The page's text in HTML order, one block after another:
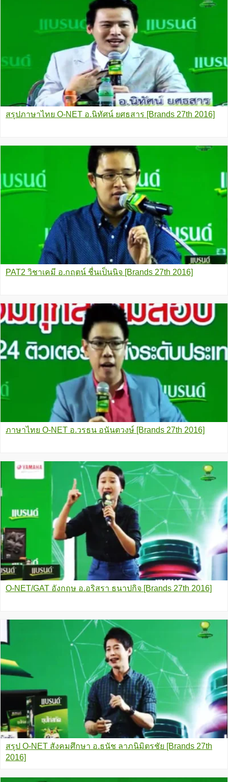
สรุปภาษาไทย O-NET อ.นิทัศน์ ยศธสาร [Brands 27th 2016]
PAT2 วิชาเคมี อ.กฤตน์ ชื่นเป็นนิจ [Brands 27th 2016]
ภาษาไทย O-NET อ.วรธน อนันตวงษ์ [Brands 27th 2016]
O-NET/GAT อังกฤษ อ.อริสรา ธนาปกิจ [Brands 27th 2016]
สรุป O-NET สังคมศึกษา อ.ธนัช ลาภนิมิตรชัย [Brands 27th
2016]